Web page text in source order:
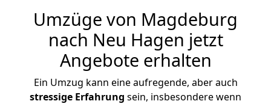
Umzüge von Magdeburg
nach Neu Hagen jetzt
Angebote erhalten
Ein Umzug kann eine aufregende, aber auch
stressige Erfahrung sein, insbesondere wenn